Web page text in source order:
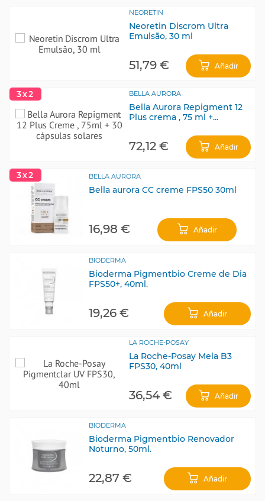
NEORETIN
Neoretin Discrom Ultra
Emulsão, 30 ml
51,79 € Añadir
3x2 BELLA AURORA
Bella Aurora Repigment 12
Plus crema , 75 ml +...
72,12 € Añadir
3x2 BELLA AURORA
Bella aurora CC creme FPS50 30ml
16,98 € Añadir
BIODERMA
Bioderma Pigmentbio Creme de Dia
FPS50+, 40ml.
19,26 € Añadir
LA ROCHE-POSAY
La Roche-Posay Mela B3
FPS30, 40ml
36,54 € Añadir
BIODERMA
Bioderma Pigmentbio Renovador
Noturno, 50ml.
22,87 € Añadir